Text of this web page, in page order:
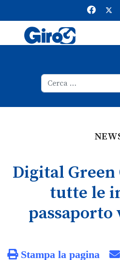
Digital
tutte le
passaporto
Stampa la pagina